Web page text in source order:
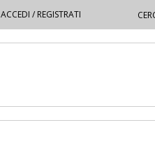
ACCEDI / REGISTRATI